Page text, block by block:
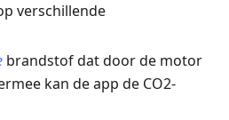
verschillende
brandstof dat door de motor
kan de app de CO2-